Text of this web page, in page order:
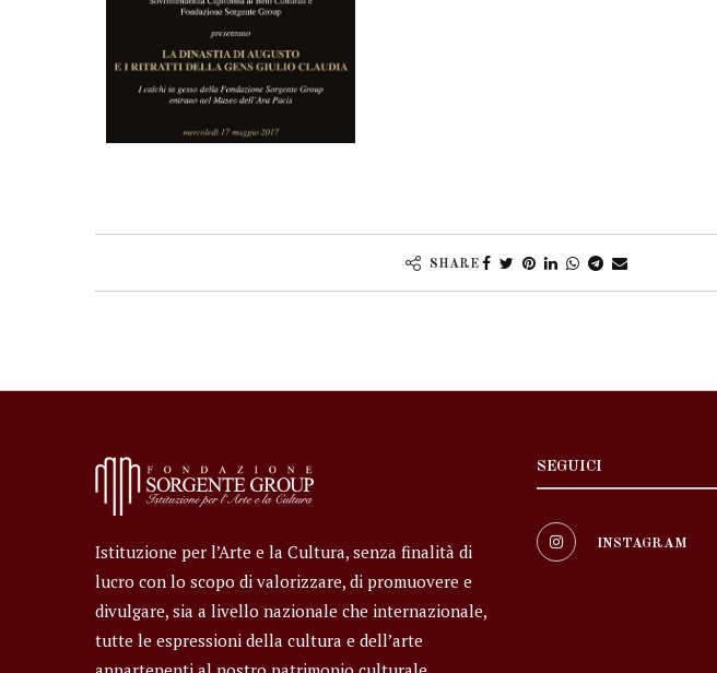
SHARE
Istituzione per l’Arte e la Cultura, senza finalità di
lucro con lo scopo di valorizzare, di promuovere e
divulgare, sia a livello nazionale che internazionale,
tutte le espressioni della cultura e dell’arte
SEGUICI
INSTAGRAM